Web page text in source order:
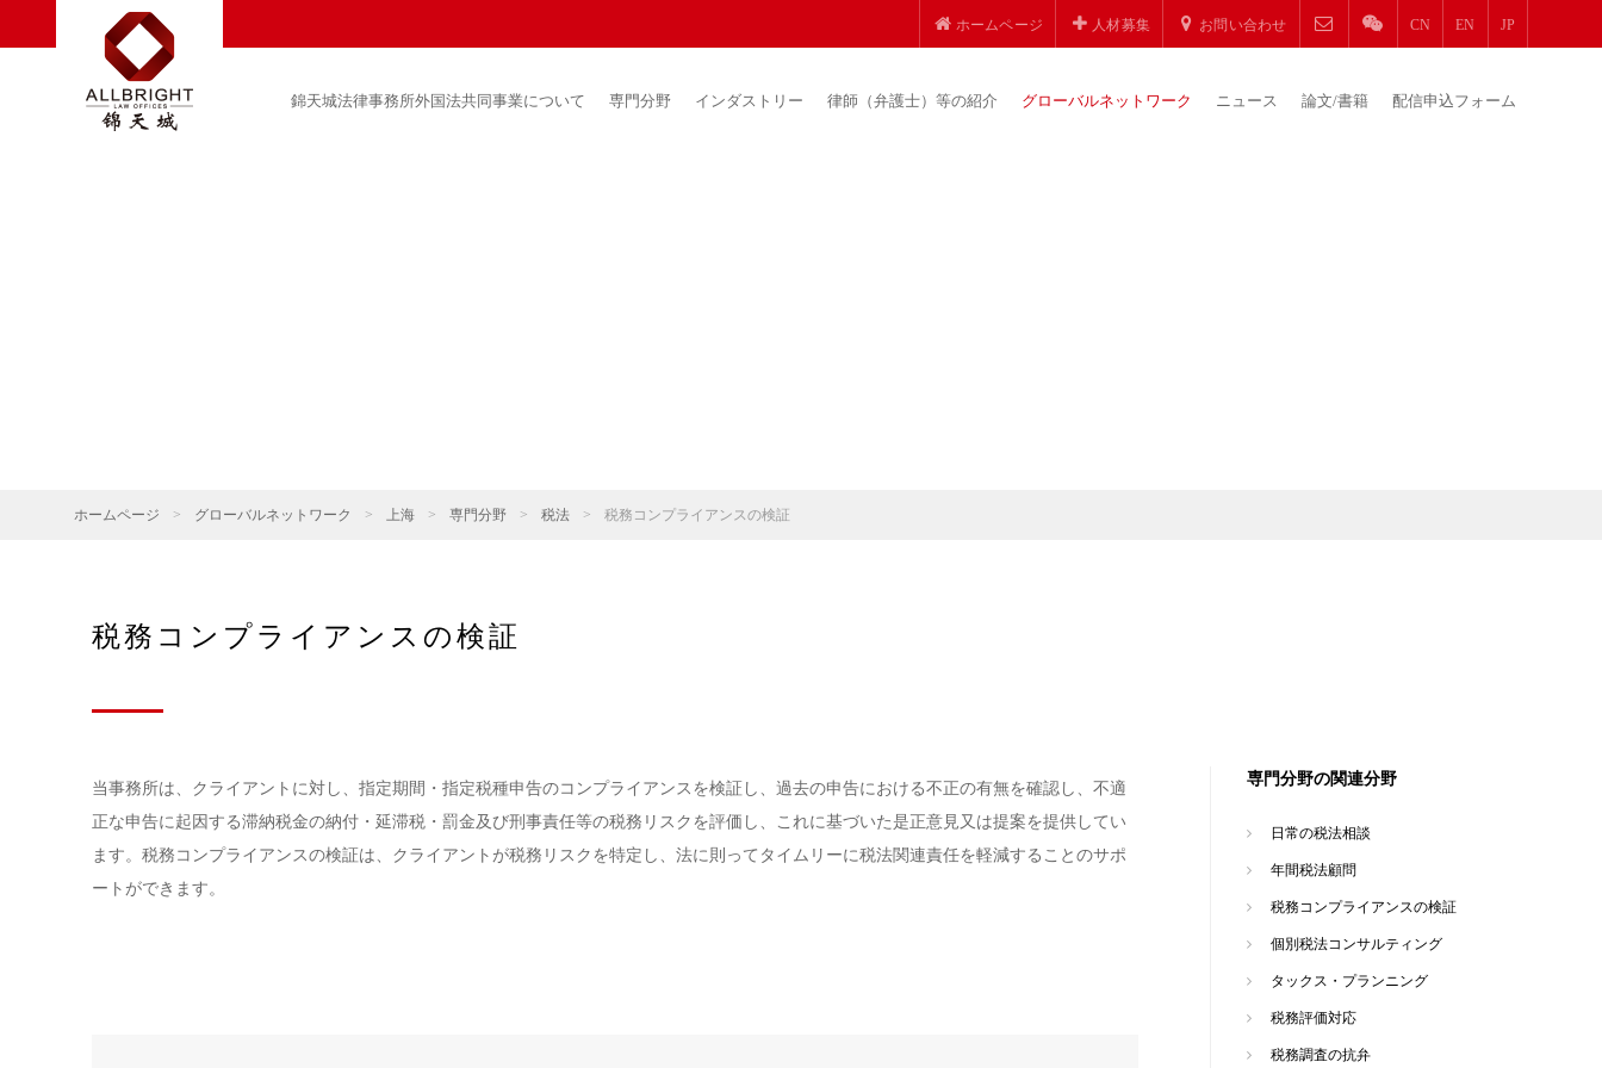
ホームページ 人材募集 お問い合わせ CN EN JP
錦天城法律事務所外国法共同事業について 専門分野 インダストリー 律師（弁護士）等の紹介 グローバルネットワーク ニュース 論文/書籍 配信申込フォーム
ホームページ > グローバルネットワーク > 上海 > 専門分野 > 税法 > 税務コンプライアンスの検証
税務コンプライアンスの検証
当事務所は、クライアントに対し、指定期間・指定税種申告のコンプライアンスを検証し、過去の申告における不正の有無を確認し、不適
正な申告に起因する滞納税金の納付・延滞税・罰金及び刑事責任等の税務リスクを評価し、これに基づいた是正意見又は提案を提供してい
ます。税務コンプライアンスの検証は、クライアントが税務リスクを特定し、法に則ってタイムリーに税法関連責任を軽減することのサポ
ートができます。
専門分野の関連分野
日常の税法相談
年間税法顧問
税務コンプライアンスの検証
個別税法コンサルティング
タックス・プランニング
税務評価対応
税務調査の抗弁